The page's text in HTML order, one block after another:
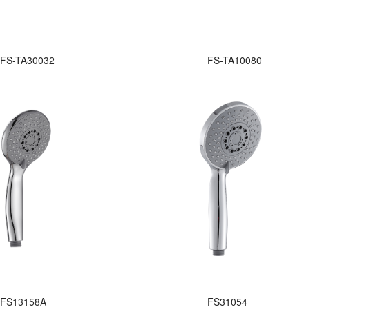
FS-TA30032 FS-TA10080
FS13158A FS31054